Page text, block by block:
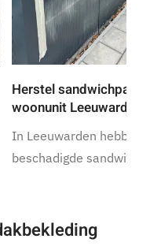
Herstel
woonunit Leeuwarden
In Leeuwarden hebben
beschadigde